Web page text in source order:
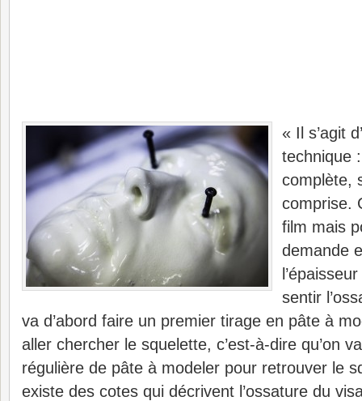
« Il s’agit
technique
complète,
comprise.
film mais
demande
sentir
va d’abord faire un premier tirage en pâte à
aller chercher le squelette, c’est-à-dire qu’on
régulière de pâte à modeler pour retrouver le
existe des cotes qui décrivent l’ossature du